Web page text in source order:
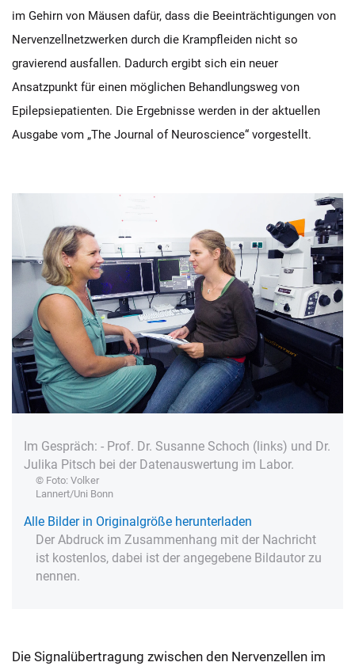
im Gehirn von Mäusen dafür, dass die Beeinträchtigungen von
Nervenzellnetzwerken durch die Krampfleiden nicht so
gravierend ausfallen. Dadurch ergibt sich ein neuer
Ansatzpunkt für einen möglichen Behandlungsweg von
Epilepsiepatienten. Die Ergebnisse werden in der aktuellen
Ausgabe vom „The Journal of Neuroscience“ vorgestellt.
Im Gespräch: - Prof. Dr. Susanne Schoch (links) und Dr.
Julika Pitsch bei der Datenauswertung im Labor.
© Foto: Volker
Lannert/Uni Bonn
Alle Bilder in Originalgröße herunterladen
Der Abdruck im Zusammenhang mit der Nachricht
ist kostenlos, dabei ist der angegebene Bildautor zu
nennen.
Die Signalübertragung zwischen den Nervenzellen im